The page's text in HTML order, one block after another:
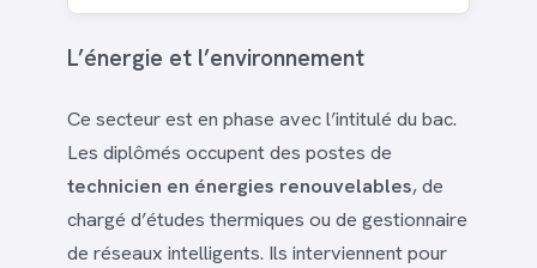
L’énergie et l’environnement
Ce secteur est en phase avec l’intitulé du bac.
Les diplômés occupent des postes de
technicien en énergies renouvelables, de
chargé d’études thermiques ou de gestionnaire
de réseaux intelligents. Ils interviennent pour